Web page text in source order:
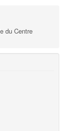
du Centre